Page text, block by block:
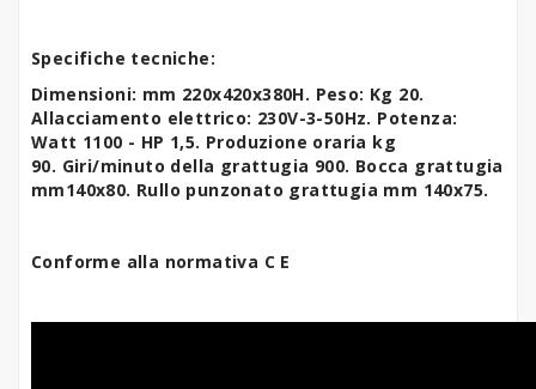
Specifiche tecniche:
Dimensioni: mm 220x420x380H. Peso: Kg 20.
Allacciamento elettrico: 230V-3-50Hz. Potenza:
Watt 1100 - HP 1,5. Produzione oraria kg
90. Giri/minuto della grattugia 900. Bocca grattugia
mm140x80. Rullo punzonato grattugia mm 140x75.
Conforme alla normativa C E